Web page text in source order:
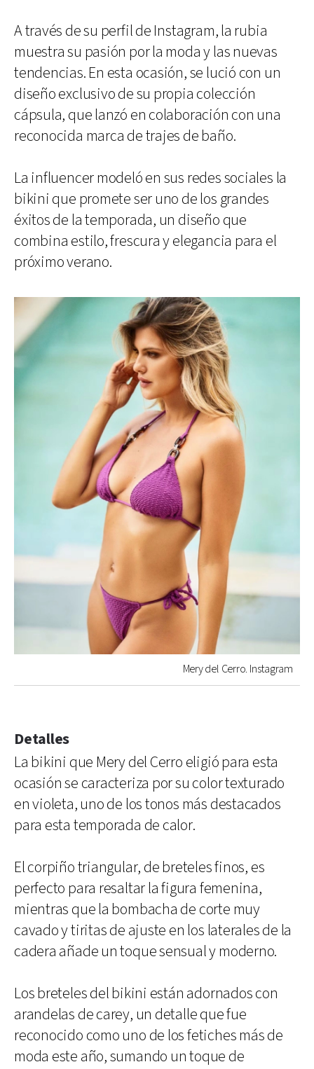
A través de su perfil de Instagram, la rubia
muestra su pasión por la moda y las nuevas
tendencias. En esta ocasión, se lució con un
diseño exclusivo de su propia colección
cápsula, que lanzó en colaboración con una
reconocida marca de trajes de baño.
La influencer modeló en sus redes sociales la
bikini que promete ser uno de los grandes
éxitos de la temporada, un diseño que
combina estilo, frescura y elegancia para el
próximo verano.
Mery del Cerro. Instagram
Detalles
La bikini que Mery del Cerro eligió para esta
ocasión se caracteriza por su color texturado
en violeta, uno de los tonos más destacados
para esta temporada de calor.
El corpiño triangular, de breteles finos, es
perfecto para resaltar la figura femenina,
mientras que la bombacha de corte muy
cavado y tiritas de ajuste en los laterales de la
cadera añade un toque sensual y moderno.
Los breteles del bikini están adornados con
arandelas de carey, un detalle que fue
reconocido como uno de los fetiches más de
moda este año, sumando un toque de